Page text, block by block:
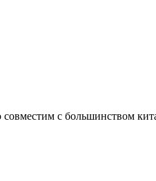
с большинством